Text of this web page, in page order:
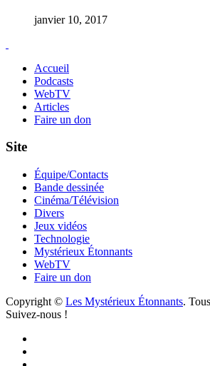
janvier 10, 2017
Accueil
Podcasts
WebTV
Articles
Faire un don
Site
Équipe/Contacts
Bande dessinée
Cinéma/Télévision
Divers
Jeux vidéos
Technologie
Mystérieux Étonnants
WebTV
Faire un don
Copyright © Les Mystérieux Étonnants.
Suivez-nous !